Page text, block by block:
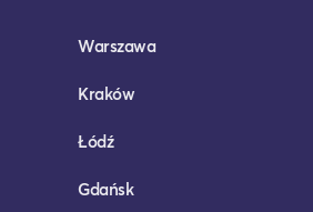
Warszawa
Kraków
Łódź
Gdańsk